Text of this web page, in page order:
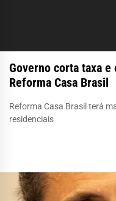
Governo corta taxa
Reforma Casa Brasil
Reforma Casa Brasil terá
residenciais